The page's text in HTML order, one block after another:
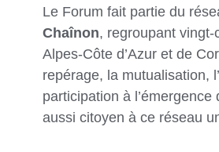
Le Forum fait partie du
Chaînon, regroupant
Alpes-Côte d’Azur et de
repérage, la mutualisation,
participation à
aussi citoyen à ce réseau